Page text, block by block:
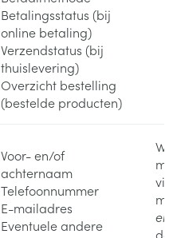
Betalingsstatus (bij
online betaling)
Verzendstatus (bij
thuislevering)
Overzicht bestelling
(bestelde producten)
Voor- en/of
achternaam
Telefoonnummer
E-mailadres
Eventuele andere
via